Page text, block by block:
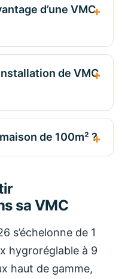
d’une VMC
de VMC
de 100m² ?
sa VMC
s’échelonne de 1
hygroréglable à 9
haut de gamme,